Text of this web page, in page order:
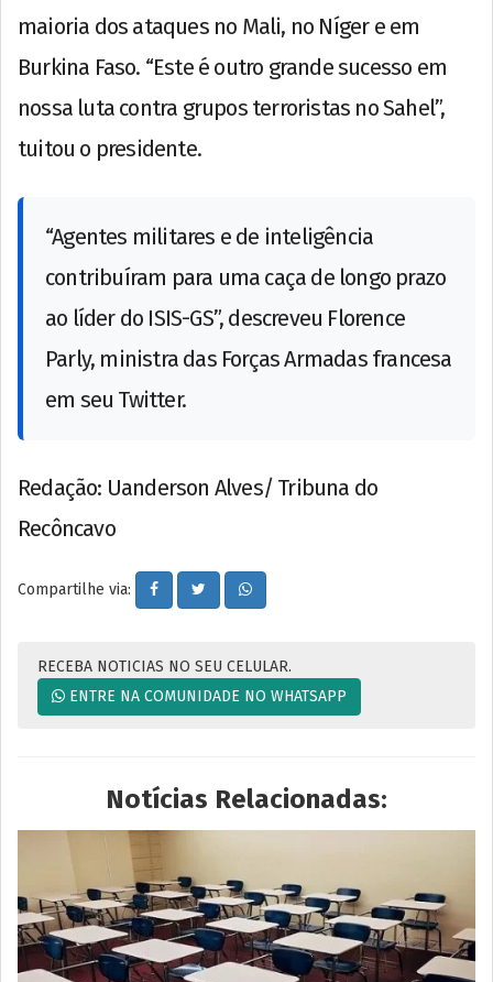
maioria dos ataques no Mali, no Níger e em
Burkina Faso. “Este é outro grande sucesso em
nossa luta contra grupos terroristas no Sahel”,
tuitou o presidente.
“Agentes militares e de inteligência
contribuíram para uma caça de longo prazo
ao líder do ISIS-GS”, descreveu Florence
Parly, ministra das Forças Armadas francesa
em seu Twitter.
Redação: Uanderson Alves/ Tribuna do
Recôncavo
Compartilhe via:
RECEBA NOTICIAS NO SEU CELULAR.
ENTRE NA COMUNIDADE NO WHATSAPP
Notícias Relacionadas: